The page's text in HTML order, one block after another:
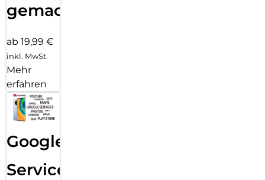
gemacht!
ab 19,99 €
inkl. MwSt.
Mehr
erfahren
Google
Services